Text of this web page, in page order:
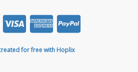
for free with Hoplix